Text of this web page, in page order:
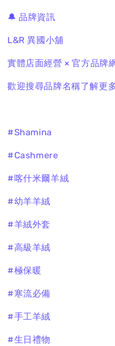
🔔 品牌資訊
L&R 異國小舖
實體店面經營 × 官方品牌
歡迎搜尋品牌名稱了解更
#Shamina
#Cashmere
#喀什米爾羊絨
#幼羊羊絨
#羊絨外套
#高級羊絨
#極保暖
#寒流必備
#手工羊絨
#生日禮物